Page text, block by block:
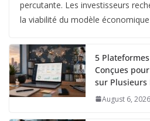
percutante. Les investisseurs
la viabilité du modèle économique
5
Conçues
sur Plusieurs
August 6, 2026